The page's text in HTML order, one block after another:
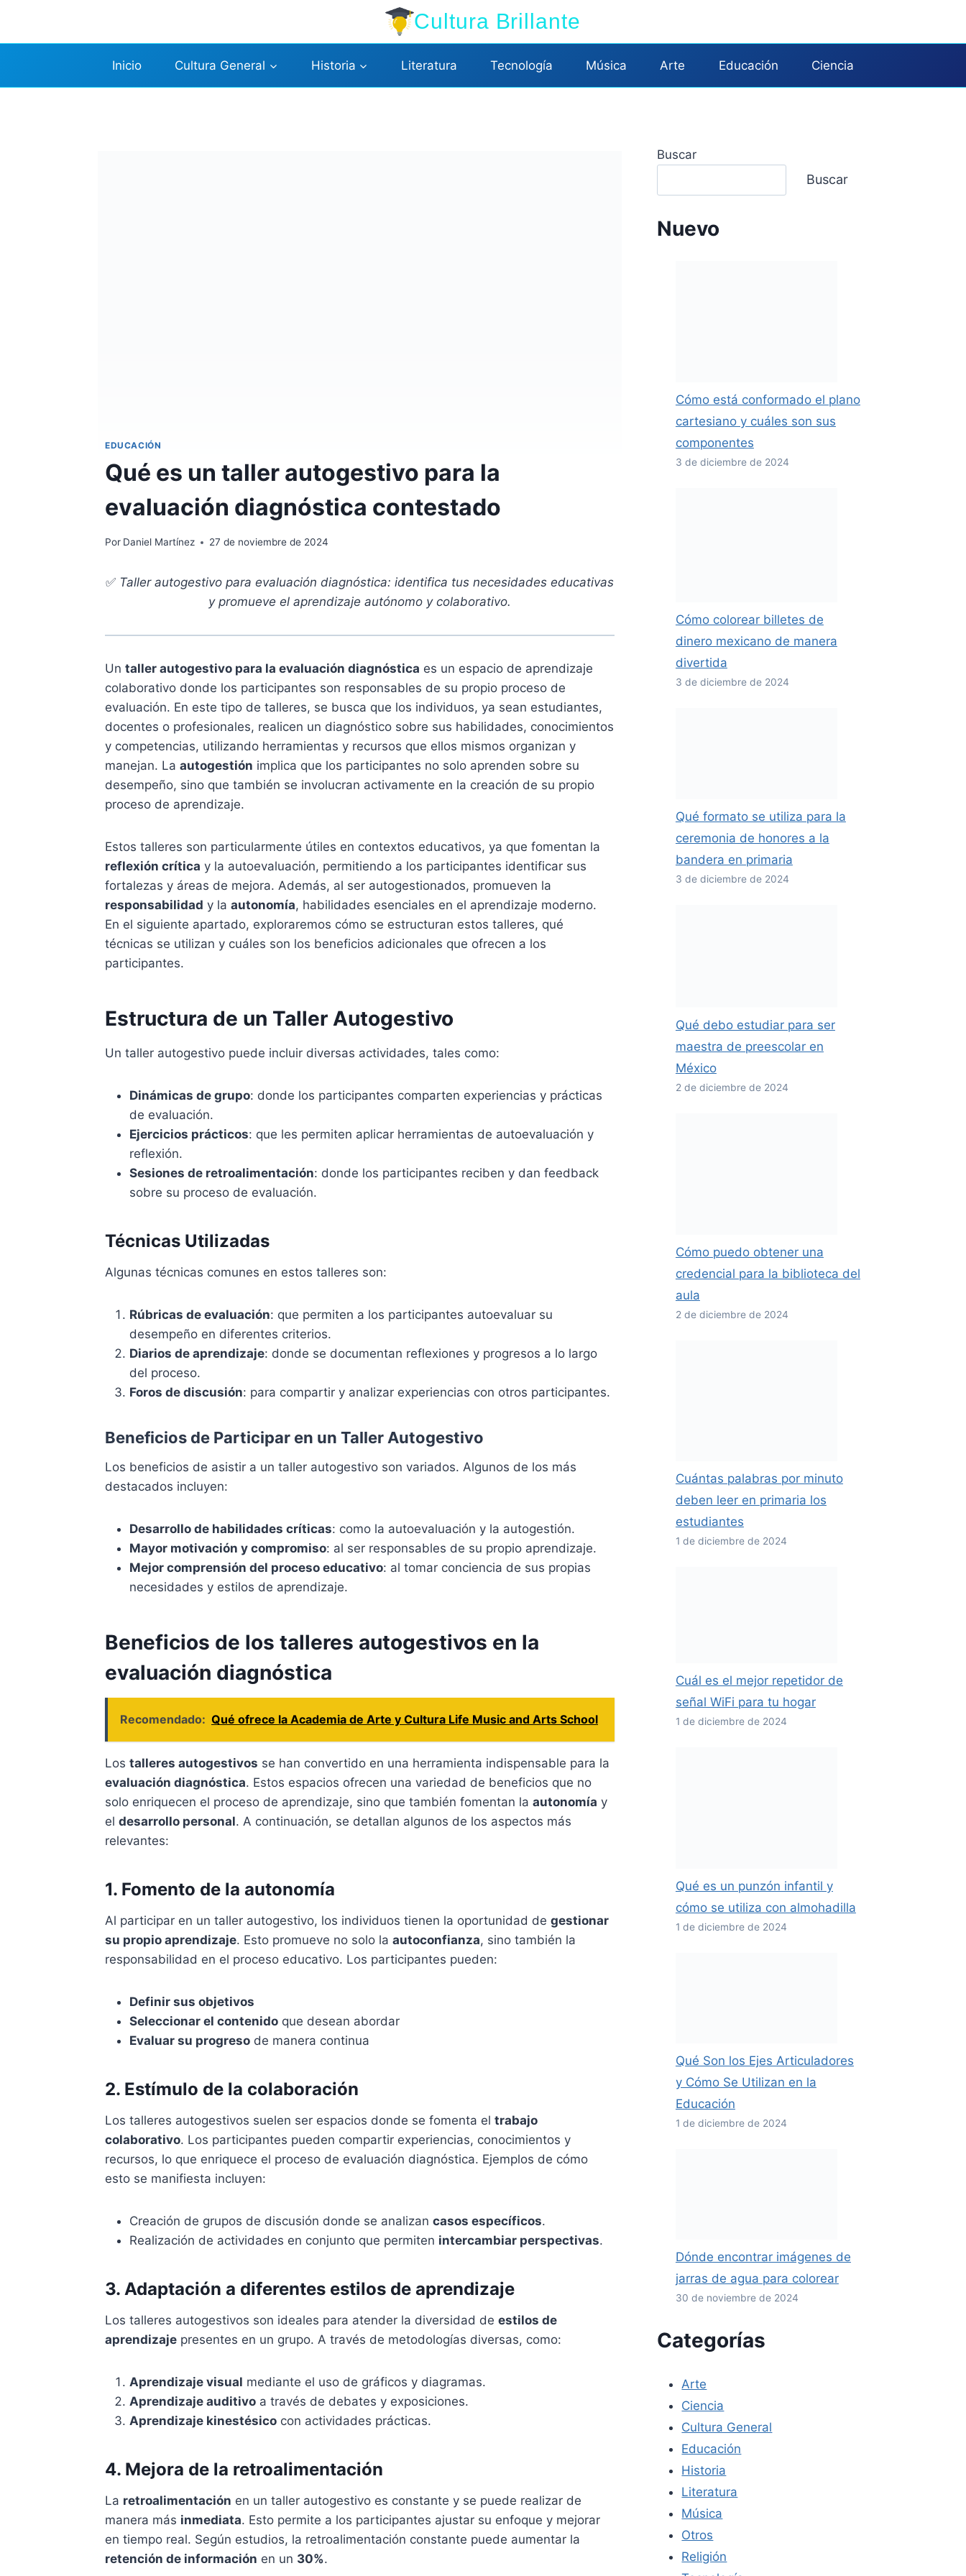
contenido
Cultura Brillante
Inicio Cultura General Historia Literatura Tecnología Música Arte Educación Ciencia
EDUCACIÓN
Qué es un taller autogestivo para la
evaluación diagnóstica contestado
Por Daniel Martínez 27 de noviembre de 2024
✅ Taller autogestivo para evaluación diagnóstica: identifica tus necesidades educativas
y promueve el aprendizaje autónomo y colaborativo.
Un taller autogestivo para la evaluación diagnóstica es un espacio de aprendizaje
colaborativo donde los participantes son responsables de su propio proceso de
evaluación. En este tipo de talleres, se busca que los individuos, ya sean estudiantes,
docentes o profesionales, realicen un diagnóstico sobre sus habilidades, conocimientos
y competencias, utilizando herramientas y recursos que ellos mismos organizan y
manejan. La autogestión implica que los participantes no solo aprenden sobre su
desempeño, sino que también se involucran activamente en la creación de su propio
proceso de aprendizaje.
Estos talleres son particularmente útiles en contextos educativos, ya que fomentan la
reflexión crítica y la autoevaluación, permitiendo a los participantes identificar sus
fortalezas y áreas de mejora. Además, al ser autogestionados, promueven la
responsabilidad y la autonomía, habilidades esenciales en el aprendizaje moderno.
En el siguiente apartado, exploraremos cómo se estructuran estos talleres, qué
técnicas se utilizan y cuáles son los beneficios adicionales que ofrecen a los
participantes.
Estructura de un Taller Autogestivo
Un taller autogestivo puede incluir diversas actividades, tales como:
Dinámicas de grupo: donde los participantes comparten experiencias y prácticas
de evaluación.
Ejercicios prácticos: que les permiten aplicar herramientas de autoevaluación y
reflexión.
Sesiones de retroalimentación: donde los participantes reciben y dan feedback
sobre su proceso de evaluación.
Técnicas Utilizadas
Algunas técnicas comunes en estos talleres son:
Rúbricas de evaluación: que permiten a los participantes autoevaluar su
desempeño en diferentes criterios.
Diarios de aprendizaje: donde se documentan reflexiones y progresos a lo largo
del proceso.
Foros de discusión: para compartir y analizar experiencias con otros participantes.
Beneficios de Participar en un Taller Autogestivo
Los beneficios de asistir a un taller autogestivo son variados. Algunos de los más
destacados incluyen:
Desarrollo de habilidades críticas: como la autoevaluación y la autogestión.
Mayor motivación y compromiso: al ser responsables de su propio aprendizaje.
Mejor comprensión del proceso educativo: al tomar conciencia de sus propias
necesidades y estilos de aprendizaje.
Beneficios de los talleres autogestivos en la
evaluación diagnóstica
Recomendado: Qué ofrece la Academia de Arte y Cultura Life Music and Arts School
Los talleres autogestivos se han convertido en una herramienta indispensable para la
evaluación diagnóstica. Estos espacios ofrecen una variedad de beneficios que no
solo enriquecen el proceso de aprendizaje, sino que también fomentan la autonomía y
el desarrollo personal. A continuación, se detallan algunos de los aspectos más
relevantes:
1. Fomento de la autonomía
Al participar en un taller autogestivo, los individuos tienen la oportunidad de gestionar
su propio aprendizaje. Esto promueve no solo la autoconfianza, sino también la
responsabilidad en el proceso educativo. Los participantes pueden:
Definir sus objetivos
Seleccionar el contenido que desean abordar
Evaluar su progreso de manera continua
2. Estímulo de la colaboración
Los talleres autogestivos suelen ser espacios donde se fomenta el trabajo
colaborativo. Los participantes pueden compartir experiencias, conocimientos y
recursos, lo que enriquece el proceso de evaluación diagnóstica. Ejemplos de cómo
esto se manifiesta incluyen:
Creación de grupos de discusión donde se analizan casos específicos.
Realización de actividades en conjunto que permiten intercambiar perspectivas.
3. Adaptación a diferentes estilos de aprendizaje
Los talleres autogestivos son ideales para atender la diversidad de estilos de
aprendizaje presentes en un grupo. A través de metodologías diversas, como:
Aprendizaje visual mediante el uso de gráficos y diagramas.
Aprendizaje auditivo a través de debates y exposiciones.
Aprendizaje kinestésico con actividades prácticas.
4. Mejora de la retroalimentación
La retroalimentación en un taller autogestivo es constante y se puede realizar de
manera más inmediata. Esto permite a los participantes ajustar su enfoque y mejorar
en tiempo real. Según estudios, la retroalimentación constante puede aumentar la
retención de información en un 30%.
Buscar
Buscar
Nuevo
Cómo está conformado el plano
cartesiano y cuáles son sus
componentes
3 de diciembre de 2024
Cómo colorear billetes de
dinero mexicano de manera
divertida
3 de diciembre de 2024
Qué formato se utiliza para la
ceremonia de honores a la
bandera en primaria
3 de diciembre de 2024
Qué debo estudiar para ser
maestra de preescolar en
México
2 de diciembre de 2024
Cómo puedo obtener una
credencial para la biblioteca del
aula
2 de diciembre de 2024
Cuántas palabras por minuto
deben leer en primaria los
estudiantes
1 de diciembre de 2024
Cuál es el mejor repetidor de
señal WiFi para tu hogar
1 de diciembre de 2024
Qué es un punzón infantil y
cómo se utiliza con almohadilla
1 de diciembre de 2024
Qué Son los Ejes Articuladores
y Cómo Se Utilizan en la
Educación
1 de diciembre de 2024
Dónde encontrar imágenes de
jarras de agua para colorear
30 de noviembre de 2024
Categorías
Arte
Ciencia
Cultura General
Educación
Historia
Literatura
Música
Otros
Religión